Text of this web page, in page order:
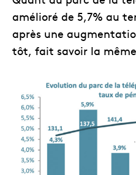
amélioré de 5,7% au
après une
tôt, fait savoir la